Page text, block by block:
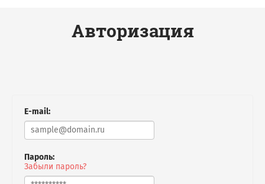
Авторизация
E-mail:
Пароль:
Забыли пароль?